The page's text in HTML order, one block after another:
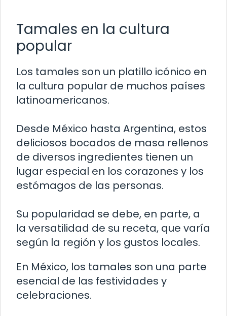
Tamales en la cultura
popular
Los tamales son un platillo icónico en
la cultura popular de muchos países
latinoamericanos.
Desde México hasta Argentina, estos
deliciosos bocados de masa rellenos
de diversos ingredientes tienen un
lugar especial en los corazones y los
estómagos de las personas.
Su popularidad se debe, en parte, a
la versatilidad de su receta, que varía
según la región y los gustos locales.
En México, los tamales son una parte
esencial de las festividades y
celebraciones.